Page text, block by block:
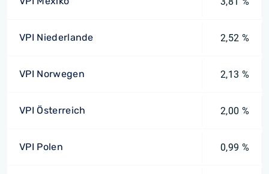
VPI Niederlande 2,52 %
VPI Norwegen 2,13 %
VPI Österreich 2,00 %
VPI Polen 0,99 %